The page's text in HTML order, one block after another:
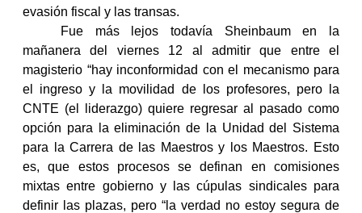
evasión fiscal y las transas.
Fue más lejos todavía Sheinbaum en la
mañanera del viernes 12 al admitir que entre el
magisterio “hay inconformidad con el mecanismo para
el ingreso y la movilidad de los profesores, pero la
CNTE (el liderazgo) quiere regresar al pasado como
opción para la eliminación de la Unidad del Sistema
para la Carrera de las Maestros y los Maestros. Esto
es, que estos procesos se definan en comisiones
mixtas entre gobierno y las cúpulas sindicales para
definir las plazas, pero “la verdad no estoy segura de